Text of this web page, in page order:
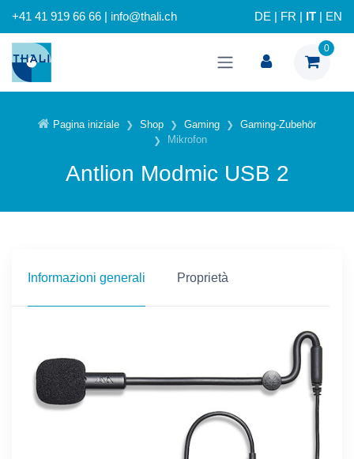
+41 41 919 66 66 | info@thali.ch DE FR IT EN
0
Pagina iniziale Shop Gaming
Gaming-Zubehör
Mikrofon
Antlion Modmic USB 2
Informazioni generali Proprietà